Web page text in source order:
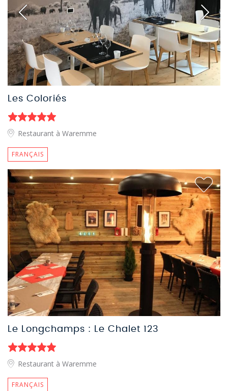
Les Coloriés
Restaurant à Waremme
FRANÇAIS
Le Longchamps : Le Chalet 123
Restaurant à Waremme
FRANÇAIS